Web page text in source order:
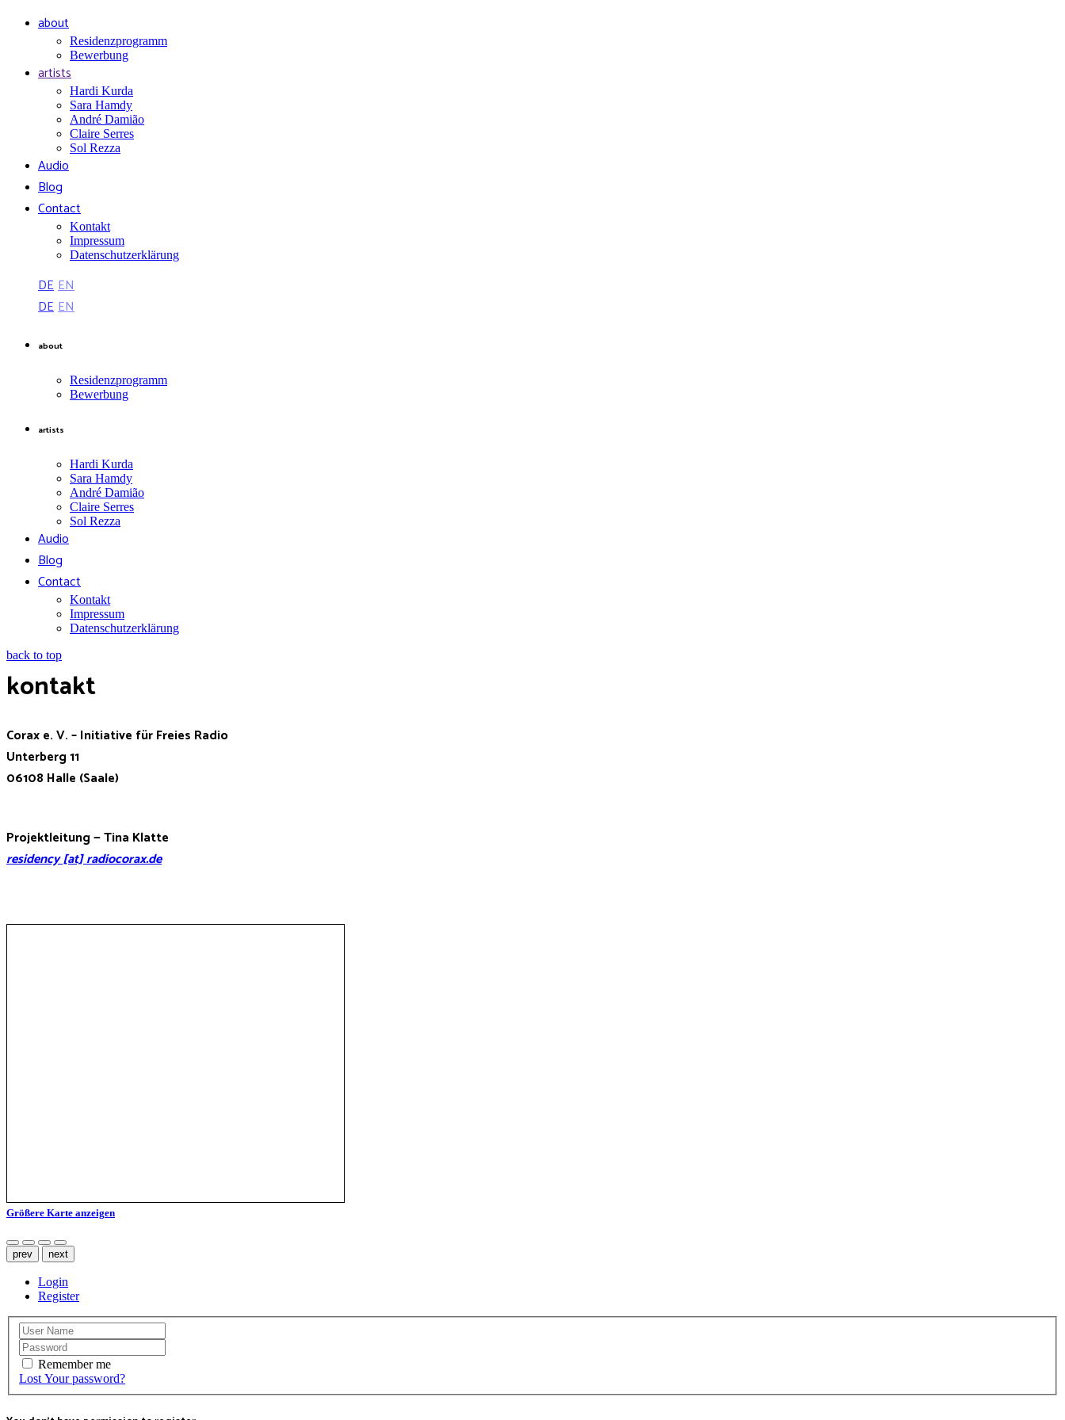
about
Residenzprogramm
Bewerbung
artists
Hardi Kurda
Sara Hamdy
André Damião
Claire Serres
Sol Rezza
Audio
Blog
Contact
Kontakt
Impressum
Datenschutzerklärung
DEEN
DEEN
about
Residenzprogramm
Bewerbung
artists
Hardi Kurda
Sara Hamdy
André Damião
Claire Serres
Sol Rezza
Audio
Blog
Contact
Kontakt
Impressum
Datenschutzerklärung
back to top
kontakt
Corax e. V.– Initiative für Freies Radio
Unterberg 11
06108 Halle (Saale)
Projektleitung —Tina Klatte
residency [at] radiocorax.de
Grö­ße­re Kar­te anzeigen
prev next
Login
Register
Remember me
Lost Your password?